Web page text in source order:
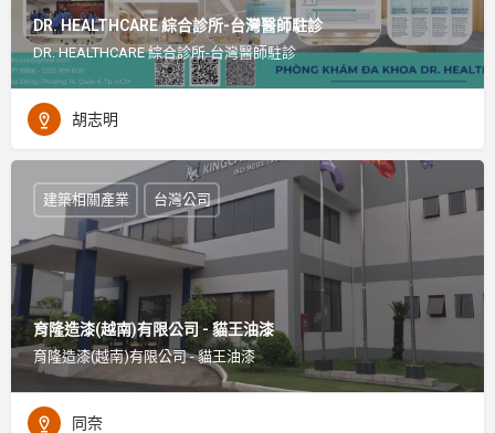
DR. HEALTHCARE 綜合診所-台灣醫師駐診
DR. HEALTHCARE 綜合診所-台灣醫師駐診
胡志明
育隆造漆(越南)有限公司 - 貓王油漆
育隆造漆(越南)有限公司 - 貓王油漆
建築相關產業 台灣公司
同奈